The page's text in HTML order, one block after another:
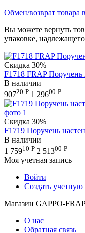
Обмен/возврат товара
Вы можете вернуть
упаковке, надлежащего
Скидка 30%
F1718 FRAP
В наличии
90720 Р 1 29600 Р
Скидка 30%
F1719 Поручень
В наличии
1 75910 Р 2 51300 Р
Моя учетная запись
Войти
Создать учетную
Магазин GAPPO-
О нас
Обратная связь